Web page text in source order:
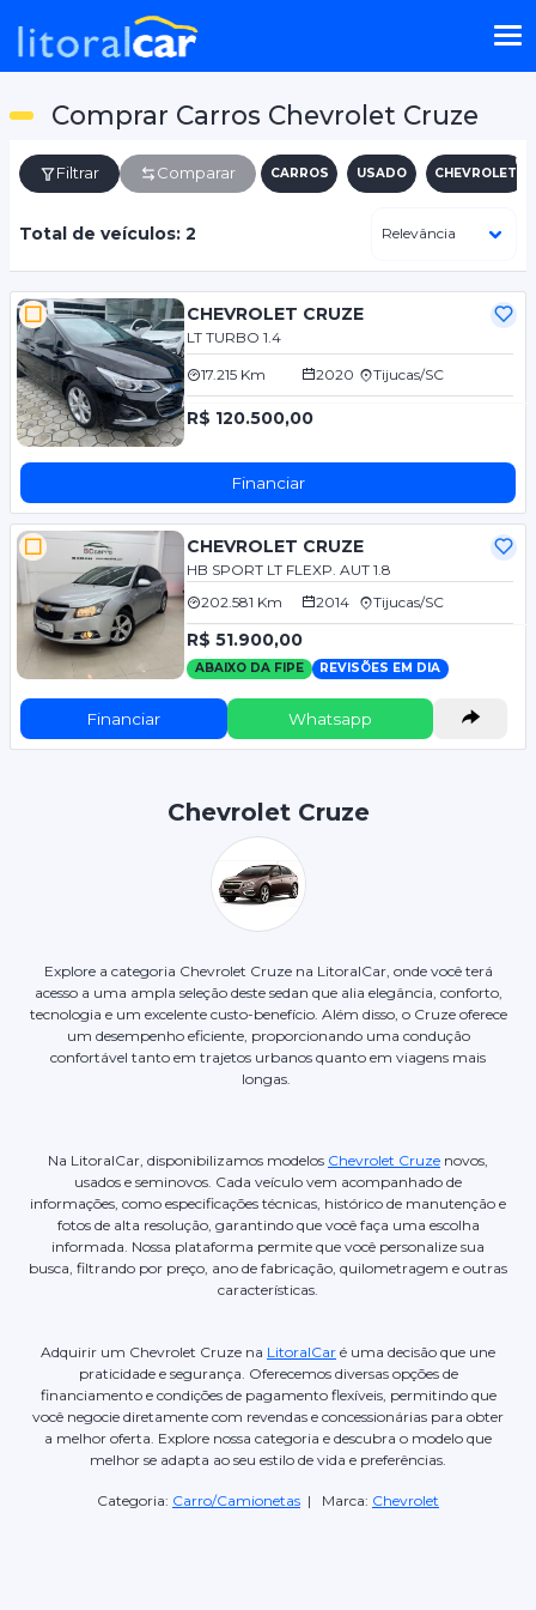
Comprar Carros Chevrolet Cruze
Filtrar Comparar CARROS USADO CHEVROLET
Total de veículos: 2
CHEVROLET CRUZE
LT TURBO 1.4
17.215 Km 2020 Tijucas/SC
R$ 120.500,00
Financiar
CHEVROLET CRUZE
HB SPORT LT FLEXP. AUT 1.8
202.581 Km
2014 Tijucas/SC
R$ 51.900,00
ABAIXO DA FIPE REVISÕES EM DIA
Financiar Whatsapp
Chevrolet Cruze
Explore a categoria Chevrolet Cruze na LitoralCar, onde você terá
acesso a uma ampla seleção deste sedan que alia elegância, conforto,
tecnologia e um excelente custo-benefício. Além disso, o Cruze oferece
um desempenho eficiente, proporcionando uma condução
confortável tanto em trajetos urbanos quanto em viagens mais
longas.
Na LitoralCar, disponibilizamos modelos Chevrolet Cruze novos,
usados e seminovos. Cada veículo vem acompanhado de
informações, como especificações técnicas, histórico de manutenção e
fotos de alta resolução, garantindo que você faça uma escolha
informada. Nossa plataforma permite que você personalize sua
busca, filtrando por preço, ano de fabricação, quilometragem e outras
características.
Adquirir um Chevrolet Cruze na LitoralCar é uma decisão que une
praticidade e segurança. Oferecemos diversas opções de
financiamento e condições de pagamento flexíveis, permitindo que
você negocie diretamente com revendas e concessionárias para obter
a melhor oferta. Explore nossa categoria e descubra o modelo que
melhor se adapta ao seu estilo de vida e preferências.
Categoria: Carro/Camionetas | Marca: Chevrolet